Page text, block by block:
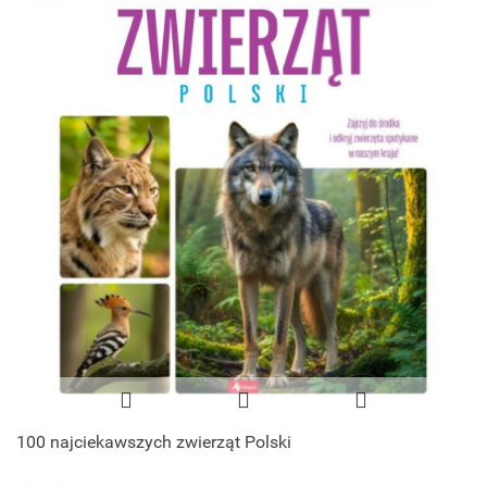
100 najciekawszych zwierząt Polski